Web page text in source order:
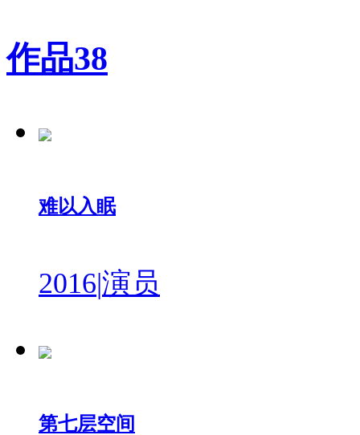
作品38
难以入眠
2016|演员
第七层空间